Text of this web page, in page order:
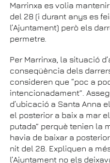
Marrinxa es volia
del 28 (i durant anys es
l’Ajuntament) però els
permetre.
Per Marrinxa, la situació
conseqüència dels
consideren que “poc a
intencionadament”.
d’ubicació a Santa Anna
el posterior a baix a mar
putada” perquè tenien la
havia de baixar a
nit del 28. Expliquen a
l’Ajuntament no els